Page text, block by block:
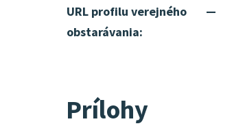
URL profilu verejného
obstarávania:
—
Prílohy